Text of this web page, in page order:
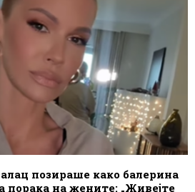
позираше како балерина
на жените: „Живејте